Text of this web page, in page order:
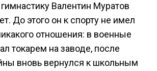
Валентин Муратов
До этого он к спорту не имел
отношения: в военные
токарем на заводе, после
вновь вернулся к школьным